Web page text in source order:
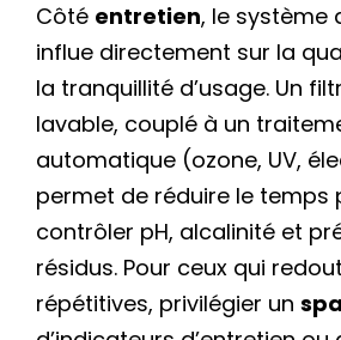
Côté entretien, le système
influe directement sur la
la tranquillité d’usage. Un
lavable, couplé à un
automatique (ozone, UV,
permet de réduire le temps
contrôler pH, alcalinité et
résidus. Pour ceux qui
répétitives, privilégier un spa